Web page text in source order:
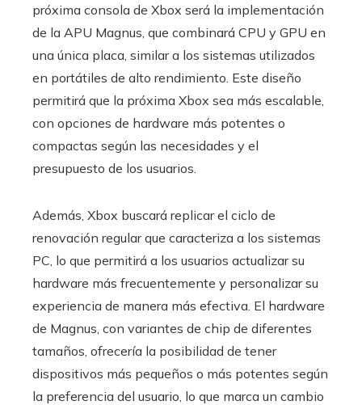
próxima consola de Xbox será la implementación
de la APU Magnus, que combinará CPU y GPU en
una única placa, similar a los sistemas utilizados
en portátiles de alto rendimiento. Este diseño
permitirá que la próxima Xbox sea más escalable,
con opciones de hardware más potentes o
compactas según las necesidades y el
presupuesto de los usuarios.
Además, Xbox buscará replicar el ciclo de
renovación regular que caracteriza a los sistemas
PC, lo que permitirá a los usuarios actualizar su
hardware más frecuentemente y personalizar su
experiencia de manera más efectiva. El hardware
de Magnus, con variantes de chip de diferentes
tamaños, ofrecería la posibilidad de tener
dispositivos más pequeños o más potentes según
la preferencia del usuario, lo que marca un cambio